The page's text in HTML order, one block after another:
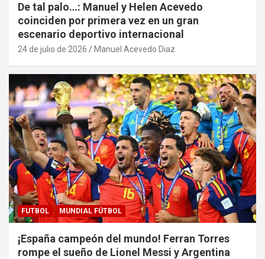
De tal palo…: Manuel y Helen Acevedo
coinciden por primera vez en un gran
escenario deportivo internacional
24 de julio de 2026 Manuel Acevedo Diaz
FUTBOL MUNDIAL FÚTBOL
¡España campeón del mundo! Ferran Torres
rompe el sueño de Lionel Messi y Argentina